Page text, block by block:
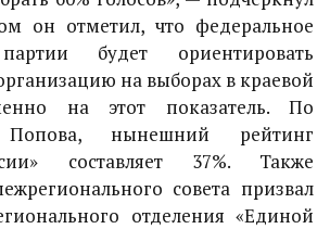
он отметил, что федеральное
будет ориентировать
на выборах в краевой
на этот показатель. По
нынешний рейтинг
составляет 37%. Также
совета призвал
отделения «Единой